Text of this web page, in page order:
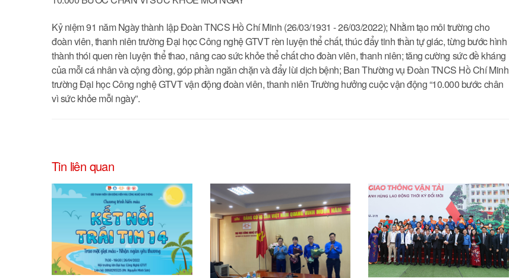
Kỷ niệm 91 năm Ngày thành lập Đoàn TNCS Hồ Chí Minh (26/03/1931 - 26/03/2022); Nhằm tạo môi trường cho
đoàn viên, thanh niên trường Đại học Công nghệ GTVT rèn luyện thể chất, thúc đẩy tinh thần tự giác, từng bước hình
thành thói quen rèn luyện thể thao, nâng cao sức khỏe thể chất cho đoàn viên, thanh niên; tăng cường sức đề kháng
của mỗi cá nhân và cộng đồng, góp phần ngăn chặn và đẩy lùi dịch bệnh; Ban Thường vụ Đoàn TNCS Hồ Chí Minh
trường Đại học Công nghệ GTVT vận động đoàn viên, thanh niên Trường hưởng cuộc vận động “10.000 bước chân
vì sức khỏe mỗi ngày”.
Tin liên quan